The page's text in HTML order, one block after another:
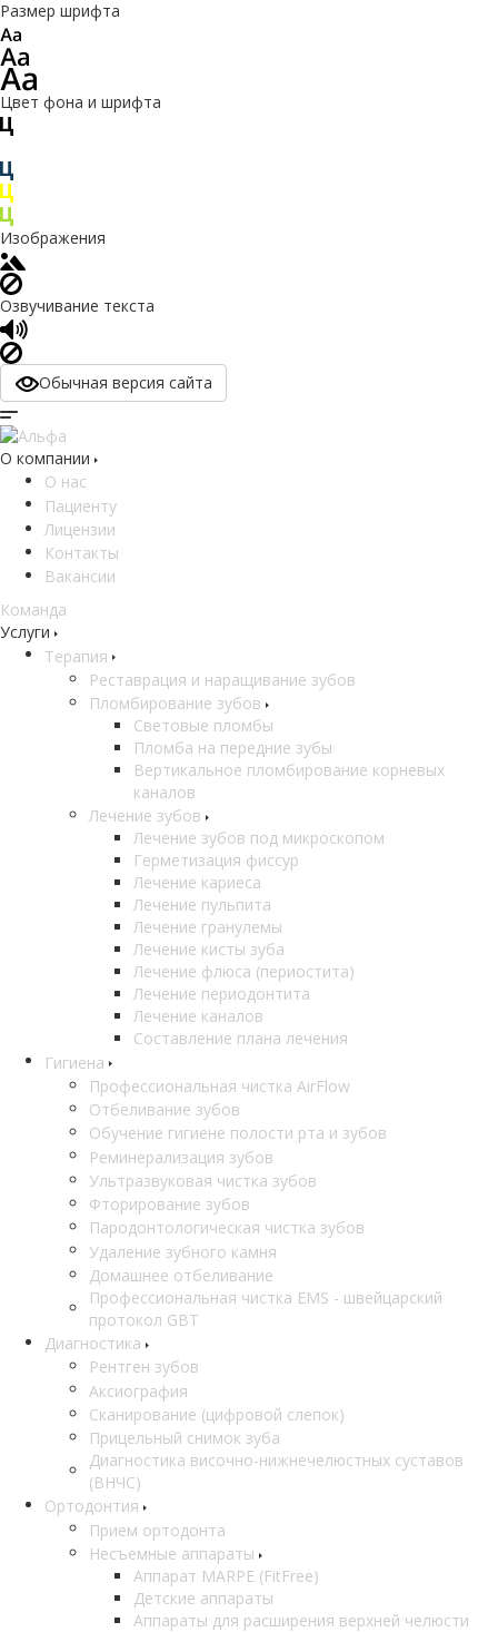
Размер шрифта
Цвет фона и шрифта
Изображения
Озвучивание текста
Обычная версия сайта
О компании
О нас
Пациенту
Лицензии
Контакты
Вакансии
Команда
Услуги
Терапия
Реставрация и наращивание зубов
Пломбирование зубов
Световые пломбы
Пломба на передние зубы
Вертикальное пломбирование корневых
каналов
Лечение зубов
Лечение зубов под микроскопом
Герметизация фиссур
Лечение кариеса
Лечение пульпита
Лечение гранулемы
Лечение кисты зуба
Лечение флюса (периостита)
Лечение периодонтита
Лечение каналов
Составление плана лечения
Гигиена
Профессиональная чистка AirFlow
Отбеливание зубов
Обучение гигиене полости рта и зубов
Реминерализация зубов
Ультразвуковая чистка зубов
Фторирование зубов
Пародонтологическая чистка зубов
Удаление зубного камня
Домашнее отбеливание
Профессиональная чистка EMS - швейцарский
протокол GBT
Диагностика
Рентген зубов
Аксиография
Сканирование (цифровой слепок)
Прицельный снимок зуба
Диагностика височно-нижнечелюстных суставов
(ВНЧС)
Ортодонтия
Прием ортодонта
Несъемные аппараты
Аппарат MARPE (FitFree)
Детские аппараты
Аппараты для расширения верхней челюсти